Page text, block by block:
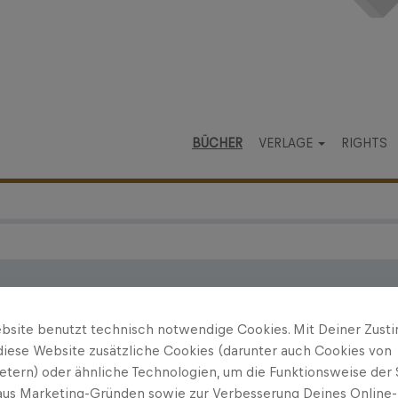
BÜCHER VERLAGE RIGHTS
of Salzburg
16.10.2025
benutzt technisch notwendige Cookies. Mit Deiner
Website zusätzliche Cookies (darunter auch Cookies von
oder ähnliche Technologien, um die Funktionsweise der
Marketing-Gründen sowie zur Verbesserung Deines Online-